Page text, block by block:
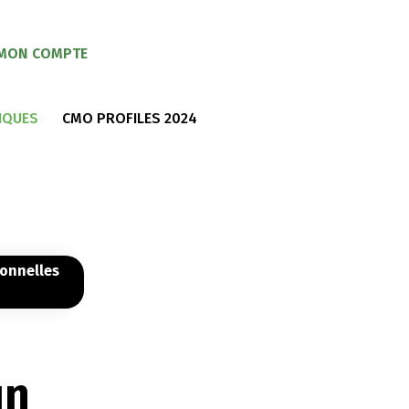
COMPTE
CMO PROFILES 2024